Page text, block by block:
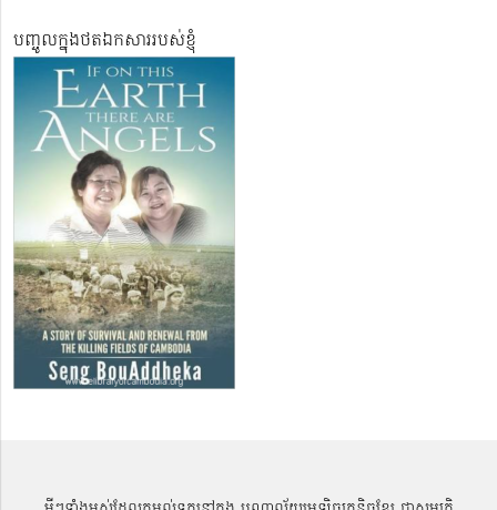
បញ្ចូលក្នុងថតឯកសាររបស់ខ្ញុំ